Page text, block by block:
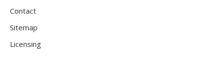
Contact
Sitemap
Licensing